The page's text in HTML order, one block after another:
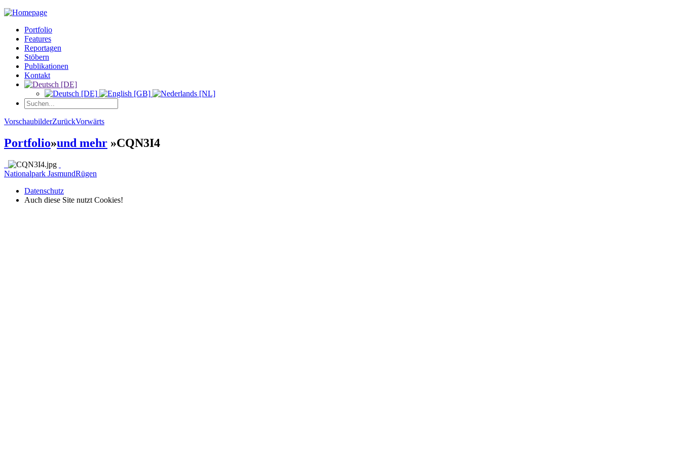
Portfolio
Features
Reportagen
Stöbern
Publikationen
Kontakt
VorschaubilderZurückVorwärts
Portfolio»und mehr »CQN3I4
Nationalpark JasmundRügen
Datenschutz
Auch diese Site nutzt Cookies!